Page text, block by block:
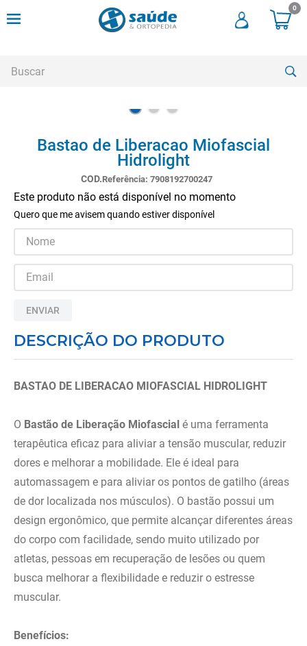
0
Bastao de Liberacao Miofascial
Hidrolight
Referência: 7908192700247
Este produto não está disponível no momento
Quero que me avisem quando estiver disponível
ENVIAR
DESCRIÇÃO DO PRODUTO
BASTAO DE LIBERACAO MIOFASCIAL HIDROLIGHT
O Bastão de Liberação Miofascial é uma ferramenta
terapêutica eficaz para aliviar a tensão muscular, reduzir
dores e melhorar a mobilidade. Ele é ideal para
automassagem e para aliviar os pontos de gatilho (áreas
de dor localizada nos músculos). O bastão possui um
design ergonômico, que permite alcançar diferentes áreas
do corpo com facilidade, sendo muito utilizado por
atletas, pessoas em recuperação de lesões ou quem
busca melhorar a flexibilidade e reduzir o estresse
muscular.
Benefícios:
andadores
3º
cadeira rodas
4º
cadeira higienica
tipoia
6º
muleta
7º
munique
almofadas
9º
imobilizador joelho
10º ortese polegar punho